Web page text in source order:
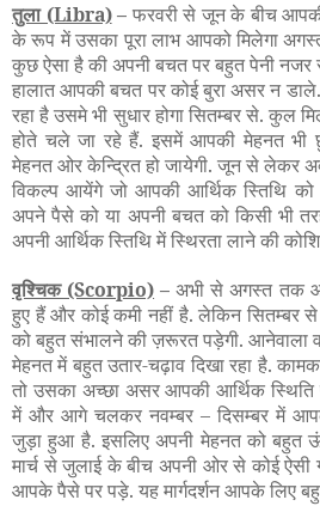
तुला(Libra)– फरवरी से जून के बीच
के रूप में उसका पूरा लाभ आपको मिलेगा
कुछ ऐसा है की अपनी बचत पर बहुत पेनी नजर
हालात आपकी बचत पर कोई बुरा असर न
रहा है उसमे भी सुधार होगा सितम्बर से. कुल
होते चले जा रहे हैं. इसमें आपकी मेहनत भी
मेहनत ओर केन्द्रित हो जायेगी. जून से लेकर
विकल्प आयेंगे जो आपकी आर्थिक स्तिथि
अपने पैसे को या अपनी बचत को किसी भी
अपनी आर्थिक स्तिथि में स्थिरता लाने की
वृश्चिक(Scorpio) – अभी से अगस्त तक
हुए हैं और कोई कमी नहीं है. लेकिन सितम्बर
को बहुत संभालने की ज़रूरत पड़ेगी.
मेहनत में बहुत उतार-चढ़ाव दिखा रहा है.
तो उसका अच्छा असर आपकी आर्थिक
में और आगे चलकर नवम्बर – दिसम्बर में
जुड़ा हुआ है. इसलिए अपनी मेहनत को बहुत
मार्च से जुलाई के बीच अपनी ओर से कोई
आपके पैसे पर पड़े. यह मार्गदर्शन आपके लिए